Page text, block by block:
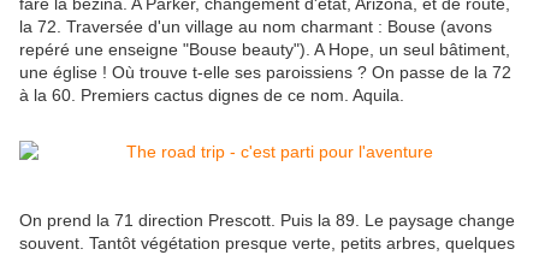
la 72. Traversée d'un village au nom charmant : Bouse (avons
repéré une enseigne "Bouse beauty"). A Hope, un seul bâtiment,
une église ! Où trouve t-elle ses paroissiens ? On passe de la 72
à la 60. Premiers cactus dignes de ce nom. Aquila.
On prend la 71 direction Prescott. Puis la 89. Le paysage change
souvent. Tantôt végétation presque verte, petits arbres, quelques